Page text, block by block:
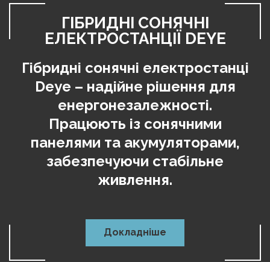
ГІБРИДНІ ІНВЕРТОРИ DEYE
Гібридні інвертори Deye –
надійне рішення для
енергонезалежності. Висока
ефективність, підтримка АБ,
ФЕМ. Стабільне живлення та
розумне керування енергією.
ГІБРИДНІ СОНЯЧНІ
ЕЛЕКТРОСТАНЦІЇ DEYE
Гібридні сонячні електростанці
Deye – надійне рішення для
енергонезалежності.
Працюють із сонячними
панелями та акумуляторами,
забезпечуючи стабільне
живлення.
Докладніше